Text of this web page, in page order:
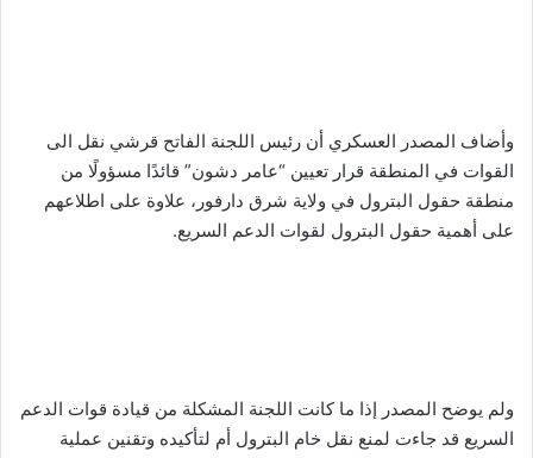
وأضاف المصدر العسكري أن رئيس اللجنة الفاتح قرشي نقل الى
القوات في المنطقة قرار تعيين “عامر دشون” قائدًا مسؤولًا من
منطقة حقول البترول في ولاية شرق دارفور، علاوة على اطلاعهم
على أهمية حقول البترول لقوات الدعم السريع.
ولم يوضح المصدر إذا ما كانت اللجنة المشكلة من قيادة قوات الدعم
السريع قد جاءت لمنع نقل خام البترول أم لتأكيده وتقنين عملية